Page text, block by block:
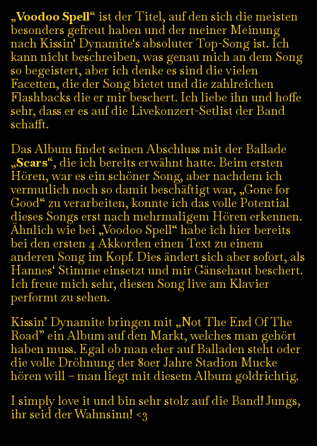
„Voodoo Spell“ ist der Titel, auf den sich die meisten
besonders gefreut haben und der meiner Meinung
nach Kissin‘ Dynamite‘s absoluter Top-Song ist. Ich
kann nicht beschreiben, was genau mich an dem Song
so begeistert, aber ich denke es sind die vielen
Facetten, die der Song bietet und die zahlreichen
Flashbacks die er mir beschert. Ich liebe ihn und hoffe
sehr, dass er es auf die Livekonzert-Setlist der Band
schafft.
Das Album findet seinen Abschluss mit der Ballade
„Scars“, die ich bereits erwähnt hatte. Beim ersten
Hören, war es ein schöner Song, aber nachdem ich
vermutlich noch so damit beschäftigt war, „Gone for
Good“ zu verarbeiten, konnte ich das volle Potential
dieses Songs erst nach mehrmaligem Hören erkennen.
Ähnlich wie bei „Voodoo Spell“ habe ich hier bereits
bei den ersten 4 Akkorden einen Text zu einem
anderen Song im Kopf. Dies ändert sich aber sofort, als
Hannes‘ Stimme einsetzt und mir Gänsehaut beschert.
Ich freue mich sehr, diesen Song live am Klavier
performt zu sehen.
Kissin’ Dynamite bringen mit „Not The End Of The
Road” ein Album auf den Markt, welches man gehört
haben muss. Egal ob man eher auf Balladen steht oder
die volle Dröhnung der 80er Jahre Stadion Mucke
hören will – man liegt mit diesem Album goldrichtig.
I simply love it und bin sehr stolz auf die Band! Jungs,
ihr seid der Wahnsinn! <3